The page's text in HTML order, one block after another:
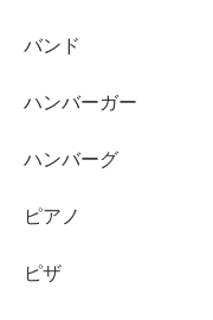
バンド
ハンバーガー
ハンバーグ
ピアノ
ピザ